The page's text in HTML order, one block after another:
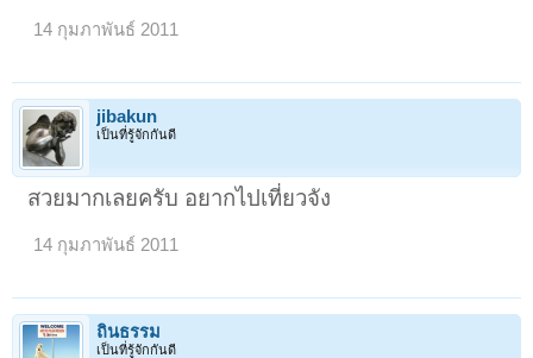
14 กุมภาพันธ์ 2011
jibakun
เป็นที่รู้จักกันดี
สวยมากเลยครับ อยากไปเที่ยวจัง
14 กุมภาพันธ์ 2011
ถิ่นธรรม
เป็นที่รู้จักกันดี